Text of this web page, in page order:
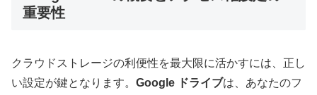
重要性
クラウドストレージの利便性を最大限に活かすには、正し
い設定が鍵となります。 Google ドライブは、あなたのフ